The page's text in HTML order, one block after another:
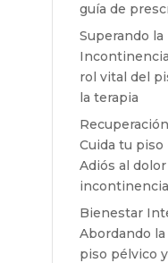
guía de
Superando la
rol vital del
la terapia
Cuida tu
Adiós al dolor
incontinencia
Bienestar
Abordando
piso pélvico